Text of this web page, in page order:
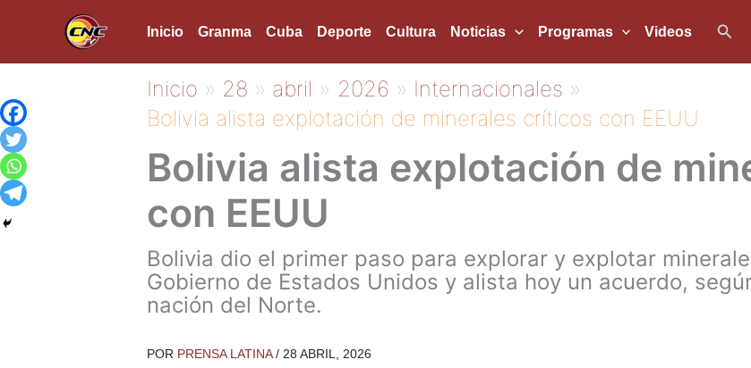
Inicio Granma Cuba Deporte Cultura Noticias Programas Videos
Inicio 28 abril 2026
Internacionales
Bolivia alista explotación de minerales críticos con EEUU
Bolivia alista explotación de
con EEUU
Bolivia dio el primer paso para explorar y explotar
Gobierno de Estados Unidos y alista hoy un acuerdo,
nación del Norte.
POR PRENSA LATINA/ 28 ABRIL, 2026